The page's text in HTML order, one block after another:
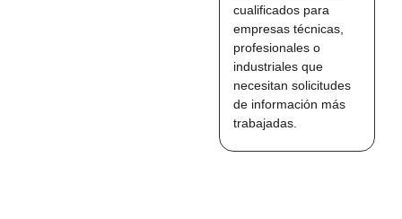
cualificados para
empresas técnicas,
profesionales o
industriales que
necesitan solicitudes
de información más
trabajadas.